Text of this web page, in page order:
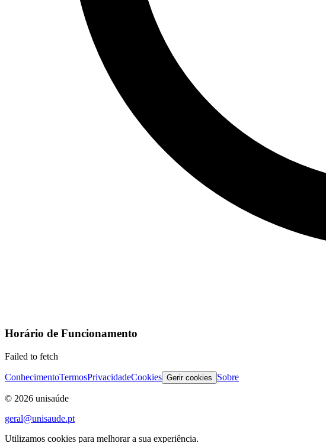
Horário de Funcionamento
Failed to fetch
ConhecimentoTermosPrivacidadeCookies Gerir cookies Sobre
© 2026 unisaúde
geral@unisaude.pt
Utilizamos cookies para melhorar a sua experiência.